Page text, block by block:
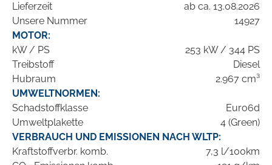
Lieferzeit
ab ca. 13.08.2026
Unsere Nummer
14927
MOTOR:
kW / PS
253 kW / 344 PS
Treibstoff
Diesel
Hubraum
2.967 cm³
UMWELTNORMEN:
Schadstoffklasse
Euro6d
Umweltplakette
4 (Green)
VERBRAUCH UND EMISSIONEN NACH WLTP:
Kraftstoffverbr. komb.
7,3 l/100km